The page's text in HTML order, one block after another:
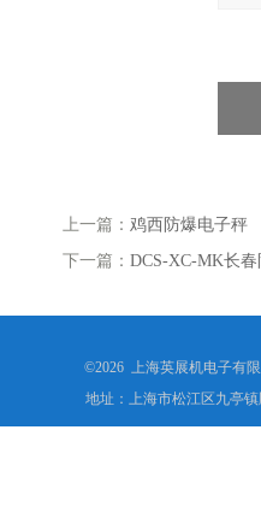
上一篇： 鸡西防爆电子秤
下一篇： DCS-XC-MK长
©2026 上海英展机电子有
地址：上海市松江区九亭镇